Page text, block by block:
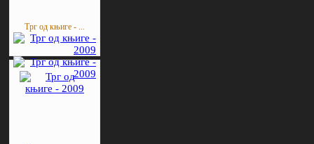
Трг од књиге - ...